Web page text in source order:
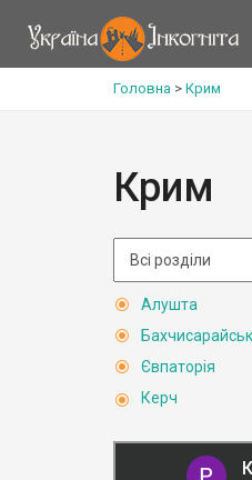
Головна > Крим
Крим
Алушта
Євпаторія
Керч